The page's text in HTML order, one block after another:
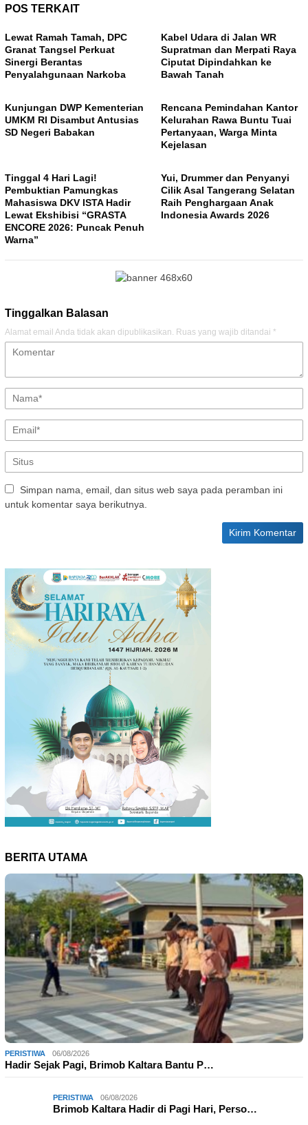
POS TERKAIT
Lewat Ramah Tamah, DPC
Granat Tangsel Perkuat
Sinergi Berantas
Penyalahgunaan Narkoba
Kabel Udara di Jalan WR
Supratman dan Merpati Raya
Ciputat Dipindahkan ke
Bawah Tanah
Kunjungan DWP Kementerian
UMKM RI Disambut Antusias
SD Negeri Babakan
Rencana Pemindahan Kantor
Kelurahan Rawa Buntu Tuai
Pertanyaan, Warga Minta
Kejelasan
Tinggal 4 Hari Lagi!
Pembuktian Pamungkas
Mahasiswa DKV ISTA Hadir
Lewat Ekshibisi “GRASTA
ENCORE 2026: Puncak Penuh
Warna”
Yui, Drummer dan Penyanyi
Cilik Asal Tangerang Selatan
Raih Penghargaan Anak
Indonesia Awards 2026
Tinggalkan Balasan
Alamat email Anda tidak akan dipublikasikan. Ruas yang wajib ditandai *
Simpan nama, email, dan situs web saya pada peramban ini
untuk komentar saya berikutnya.
BERITA UTAMA
PERISTIWA 06/08/2026
Hadir Sejak Pagi, Brimob Kaltara Bantu P…
PERISTIWA 06/08/2026
Brimob Kaltara Hadir di Pagi Hari, Perso…